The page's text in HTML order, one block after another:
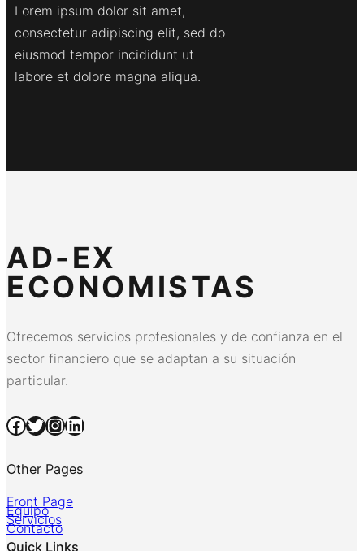
Lorem ipsum dolor sit amet,
consectetur adipiscing elit, sed do
eiusmod tempor incididunt ut
labore et dolore magna aliqua.
AD-EX
ECONOMISTAS
Ofrecemos servicios profesionales y de confianza en el
sector financiero que se adaptan a su situación
particular.
Facebook Twitter InstagramLinkedIn
Other Pages
Front Page
Equipo
Servicios
Contacto
Quick Links